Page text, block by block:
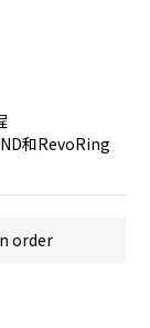
和RevoRing
order